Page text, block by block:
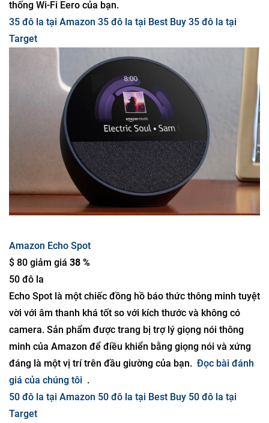
thống Wi-Fi Eero của bạn.
35 đô la tại Amazon 35 đô la tại Best Buy 35 đô la tại
Target
Amazon Echo Spot
$ 80 giảm giá 38 %
50 đô la
Echo Spot là một chiếc đồng hồ báo thức thông minh tuyệt
vời với âm thanh khá tốt so với kích thước và không có
camera. Sản phẩm được trang bị trợ lý giọng nói thông
minh của Amazon để điều khiển bằng giọng nói và xứng
đáng là một vị trí trên đầu giường của bạn. Đọc bài đánh
giá của chúng tôi .
50 đô la tại Amazon 50 đô la tại Best Buy 50 đô la tại
Target